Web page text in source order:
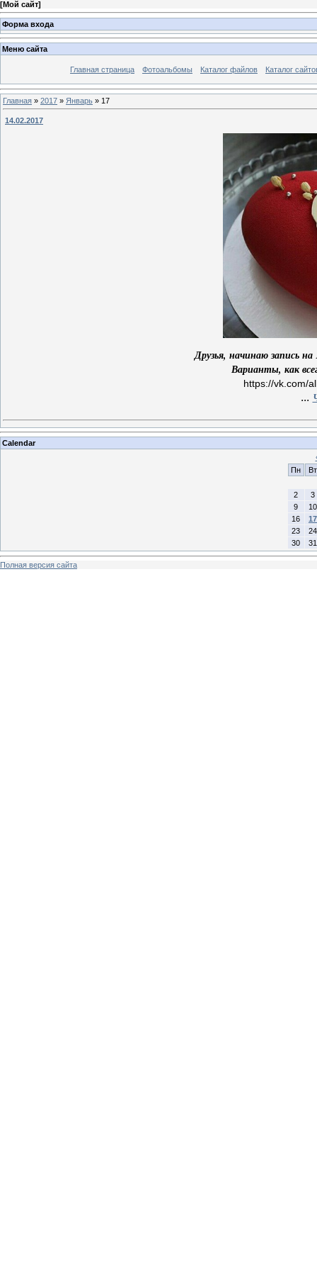
[Мой сайт]
Форма входа
Меню сайта
Главная страница Фотоальбомы Каталог файлов Каталог
Главная » 2017 » Январь » 17
14.02.2017
Друзья, начинаю запись
Варианты, как
https://vk.com/
...
Calendar
Пн
Вт
2
3
9
10
16
17
23
24
30
31
Полная версия сайта